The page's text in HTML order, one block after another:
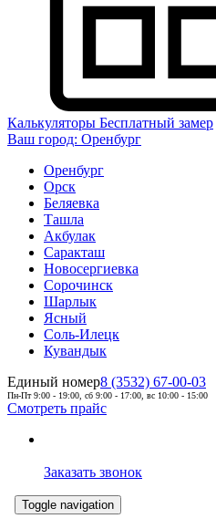
Калькуляторы Бесплатный замер
Ваш город: Оренбург
Оренбург
Орск
Беляевка
Ташла
Акбулак
Саракташ
Новосергиевка
Сорочинск
Шарлык
Ясный
Соль-Илецк
Кувандык
Единый номер8 (3532) 67-00-03
Пн-Пт 9:00 - 19:00, сб 9:00 - 17:00, вс 10:00 - 15:00
Смотреть прайс
Заказать звонок
Toggle navigation